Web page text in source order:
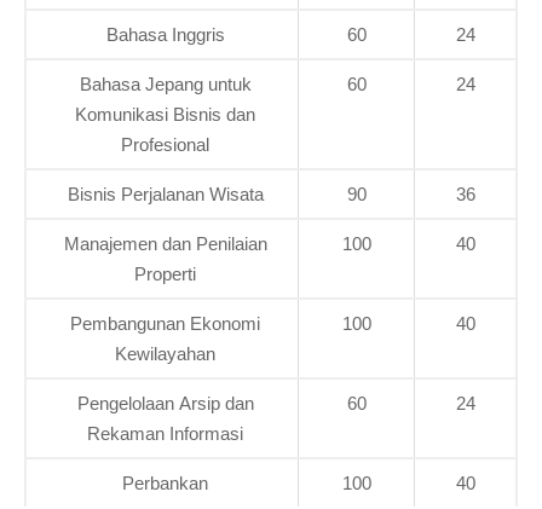
Bahasa Inggris 60 24
Bahasa Jepang untuk
Komunikasi Bisnis dan
Profesional
60 24
Bisnis Perjalanan Wisata 90 36
Manajemen dan Penilaian
Properti
100 40
Pembangunan Ekonomi
Kewilayahan
100 40
Pengelolaan Arsip dan
Rekaman Informasi
60 24
Perbankan 100 40